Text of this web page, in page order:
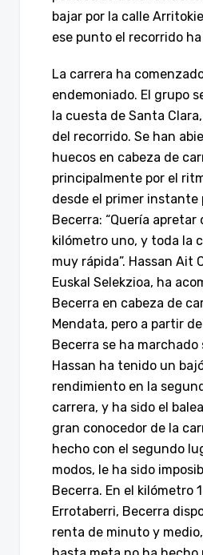
bajar por la calle
ese punto el recorrido
La carrera ha
endemoniado. El grupo
la cuesta de Santa
del recorrido. Se han
huecos en cabeza de
principalmente por el
desde el primer instante
Becerra: “Quería apretar
kilómetro uno, y toda la
muy rápida”. Hassan Ait
Euskal Selekzioa, ha
Becerra en cabeza de
Mendata, pero a partir
Becerra se ha marchado
Hassan ha tenido un
rendimiento en la
carrera, y ha sido el
gran conocedor de la
hecho con el segundo
modos, le ha sido
Becerra. En el kilómetro
Errotaberri, Becerra
renta de minuto y